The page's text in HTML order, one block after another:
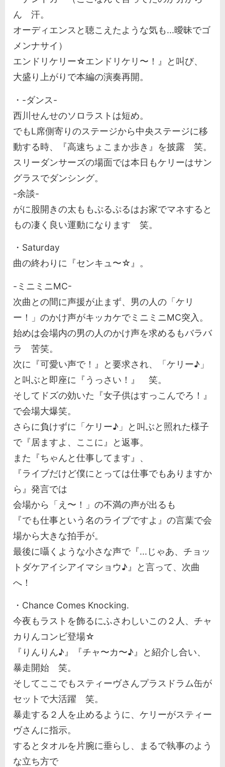
ん 汗。
オーディエンスと聴こえたような気も...曖昧でゴ
メンナサイ）
エンドリケリー☆エンドリケリ〜！』と叫び、
大盛り上がりで本編の演奏再開。
・-ダンス-
西川せんせのソロラストは短め。
でもL席側寄りのステージから中央ステージに移
動する時、『高速ちょこまか歩き』を披露 笑。
スリーダンサーズの場面では本日もケリーはサン
グラスでダンシング。
-余談-
がに股開きの太ももぷるぷるはお家でマネすると
もの凄く良い運動になります 笑。
・Saturday
曲の終わりに『センキュ〜☆』。
-ミニミニMC-
次曲との間に声援が止まず、男の人の「ケリ
ー！」のかけ声がキッカケでミニミニMC突入。
始めは会場内の男の人のかけ声を求めるもバラバ
ラ 苦笑。
次に『可愛い声で！』と要求され、「ケリー♪」
と叫ぶと即座に『うっさい！』 笑。
そしてドズの効いた『女子供はすっこんでろ！』
で会場大爆笑。
さらに負けずに「ケリー♪」と叫ぶと照れた様子
で『居ますよ、ここに』と返事。
また『ちゃんと仕事してます』、
『ライブだけど僕にとっては仕事でもありますか
ら』発言では
会場から「え〜！」の不満の声が出るも
『でも仕事という名のライブですよ』の言葉で会
場から大きな拍手が。
最後に囁くような小さな声で『...じゃあ、チョッ
トダケアイシアイマショウ♪』と言って、次曲
へ！
・Chance Comes Knocking.
今夜もラストを飾るにふさわしいこの２人、チャ
カりんコンビ登場☆
『りんりん♪』『チャ〜カ〜♪』と紹介し合い、
暴走開始 笑。
そしてここでもスティーヴさんプラスドラム缶が
セットで大活躍 笑。
暴走する２人を止めるように、ケリーがスティー
ヴさんに指示。
するとタオルを片腕に垂らし、まるで執事のよう
な立ち方で